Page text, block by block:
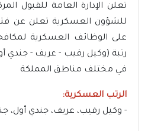
تعلن الإدارة العامة للقبول
للشؤون العسكرية تعلن عن
على الوظائف العسكرية
رتبة (وكيل رقيب - عريف - جندي
في مختلف مناطق المملكة
الرتب العسكرية:
- وكيل رقيب، عريف، جندي أول،